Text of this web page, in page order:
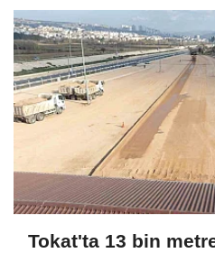
Tokat'ta 13 bin